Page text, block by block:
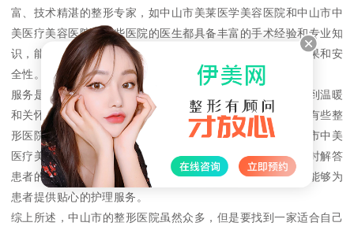
富、技术精湛的整形专家，如中山市美莱医学美容医院和中山市中
美医疗美容医院。这些医院的医生都具备丰富的手术经验和专业知
识，能够根据患者的实际情况进行个性化诊疗，确保手术效果和安
全性。
服务是整形医院的重要组成部分。好的服务能够让患者感受到温暖
和关怀，缓解手术前的紧张情绪，提高手术后的康复效果。有些整
形医院的服务非常好，比如中山市美莱医学美容医院和中山市中美
医疗美容医院。这两家医院都设有专门的客服部门，能够及时解答
患者的疑问和提供帮助；同时，医院的护理人员也很专业，能够为
患者提供贴心的护理服务。
综上所述，中山市的整形医院虽然众多，但是要找到一家适合自己